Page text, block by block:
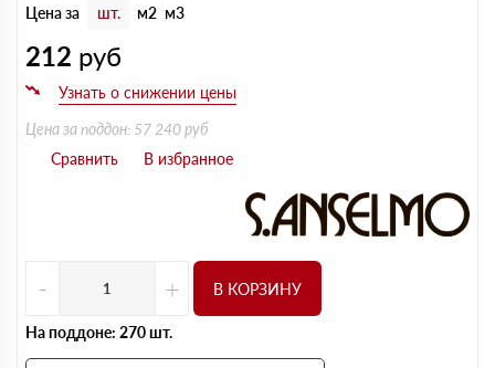
Цена за шт. м2 м3
212 руб
Цена за поддон: 57 240 руб
- + В КОРЗИНУ
На поддоне: 270 шт.